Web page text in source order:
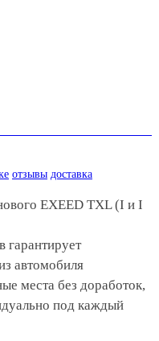
отзывы доставка
EXEED TXL (I и I
гарантирует
автомобиля
места без доработок,
под каждый